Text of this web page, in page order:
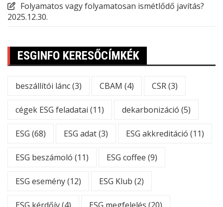
Folyamatos vagy folyamatosan ismétlődő javítás?
2025.12.30.
ESGINFO KERESŐCÍMKÉK
beszállítói lánc(3) CBAM (4) CSR(3)
cégek ESG feladatai (11) dekarbonizáció (5)
ESG (68) ESG adat(3) ESG akkreditáció (11)
ESG beszámoló (11) ESG coffee (9)
ESG esemény(12) ESG Klub (2)